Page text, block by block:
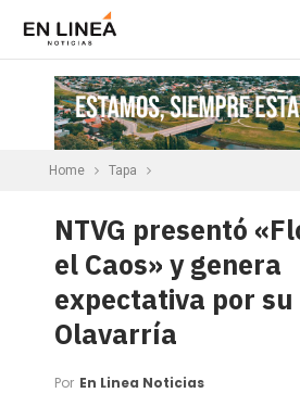
Home Tapa
NTVG presentó
el Caos» y genera
expectativa por
Olavarría
Por En Linea Noticias